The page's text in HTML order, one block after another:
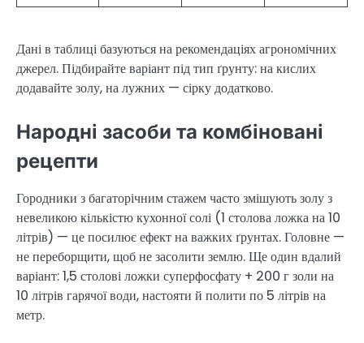
Дані в таблиці базуються на рекомендаціях агрономічних
джерел. Підбирайте варіант під тип ґрунту: на кислих
додавайте золу, на лужних — сірку додатково.
Народні засоби та комбіновані
рецепти
Городники з багаторічним стажем часто змішують золу з
невеликою кількістю кухонної солі (1 столова ложка на 10
літрів) — це посилює ефект на важких ґрунтах. Головне —
не переборщити, щоб не засолити землю. Ще один вдалий
варіант: 1,5 столові ложки суперфосфату + 200 г золи на
10 літрів гарячої води, настояти й полити по 5 літрів на
метр.